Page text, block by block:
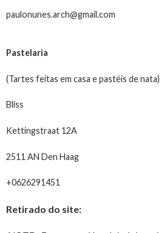
paulonunes.arch@gmail.com
Pastelaria
(Tartes feitas em casa e pastéis de nata)
Bliss
Kettingstraat 12A
2511 AN Den Haag
+0626291451
Retirado do site: